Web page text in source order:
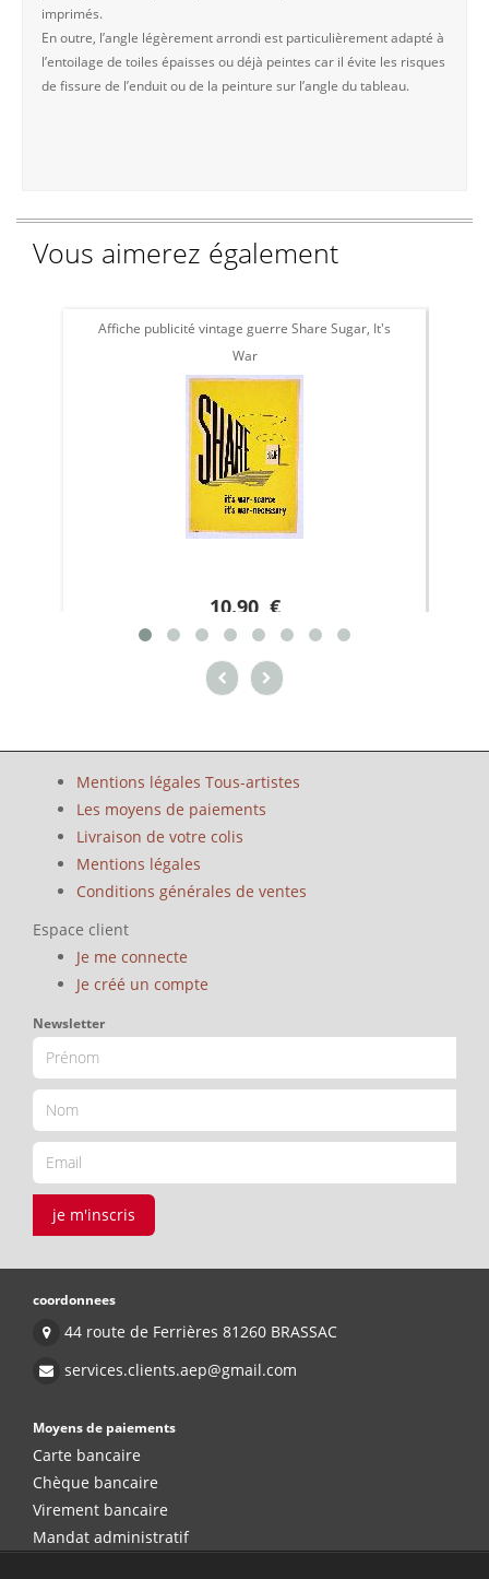
imprimés.
En outre, l’angle légèrement arrondi est particulièrement adapté à
l’entoilage de toiles épaisses ou déjà peintes car il évite les risques
de fissure de l’enduit ou de la peinture sur l’angle du tableau.
Vous aimerez également
Affiche publicité vintage guerre Share Sugar, It's
War
10.90 €
Mentions légales Tous-artistes
Les moyens de paiements
Livraison de votre colis
Mentions légales
Conditions générales de ventes
Espace client
Je me connecte
Je créé un compte
Newsletter
je m'inscris
coordonnees
44 route de Ferrières 81260 BRASSAC
services.clients.aep@gmail.com
Moyens de paiements
Carte bancaire
Chèque bancaire
Virement bancaire
Mandat administratif